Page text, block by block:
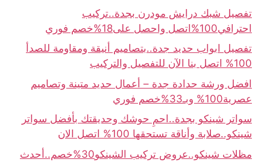
تفصيل شبك درايش مودرن بجدة..تركيب
احترافي100%اتصل واحصل على18%خصم فوري
تفصيل ابواب حديد جدة..بتصاميم أنيقة ومقاومة للصدأ
100% اتصل بنا الآن للتفصيل والتركيب
افضل ورشة حدادة جدة – أعمال حديد متينة وتصاميم
عصرية100% وبـ33%خصم فوري
سواتر شينكو بجدة..احمِ حوشك وحديقتك بأفضل سواتر
شينكو..صلابة وأناقة تستحقها 100% اتصل الان
مظلات شينكو..عروض تركيب الشينكو30%خصم..أحدث